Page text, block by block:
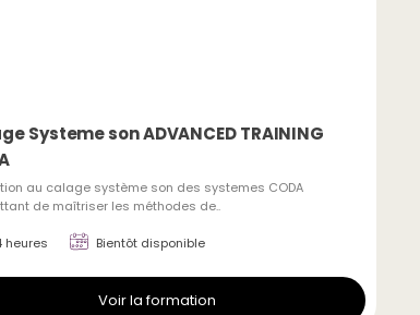
Systeme son ADVANCED TRAINING
au calage système son des systemes CODA
de maîtriser les méthodes de..
heures Bientôt disponible
Voir la formation